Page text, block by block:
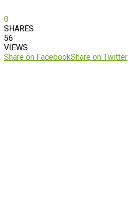
0
SHARES
56
VIEWS
Share on FacebookShare on Twitter